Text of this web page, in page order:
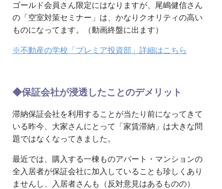
ゴールド会員さん限定にはなりますが、尾嶋健信さん
の「空室対策セミナー」は、かなりクオリティの高い
ものになってます。（動画終盤に出ます）
※不動産の学校「プレミア投資部」詳細はこちら
◆保証会社が浸透したことのデメリット
滞納保証会社を利用することが当たり前になってきて
いる昨今、大家さんにとって「家賃滞納」は大きな問
題ではなくなってきました。
最近では、購入する一棟ものアパート・マンションの
全入居者が保証会社に加入していることも珍しくあり
ませんし、入居者さんも（反対意見はあるものの）